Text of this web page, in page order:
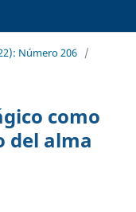
Número 206 /
como
del alma